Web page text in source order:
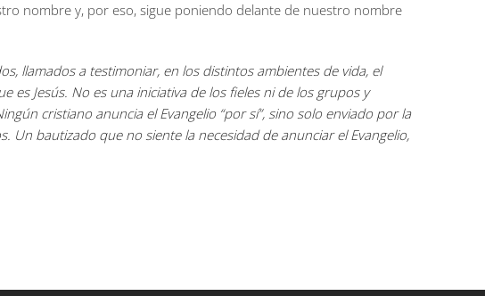
nombre y, por eso, sigue poniendo delante de nuestro nombre
llamados a testimoniar, en los distintos ambientes de vida, el
Jesús. No es una iniciativa de los fieles ni de los grupos y
cristiano anuncia el Evangelio “por sí”, sino solo enviado por la
Un bautizado que no siente la necesidad de anunciar el Evangelio,